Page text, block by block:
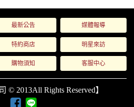
最新公告 媒體報導
特約商店 明星來訪
購物須知 客服中心
© 2013All Rights Reserved】